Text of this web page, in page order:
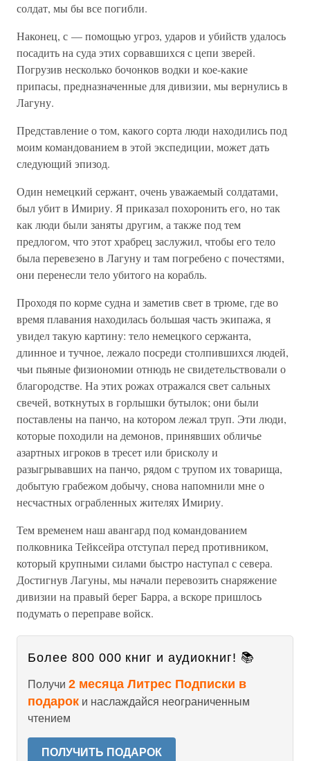
солдат, мы бы все погибли.
Наконец, с — помощью угроз, ударов и убийств удалось
посадить на суда этих сорвавшихся с цепи зверей.
Погрузив несколько бочонков водки и кое-какие
припасы, предназначенные для дивизии, мы вернулись в
Лагуну.
Представление о том, какого сорта люди находились под
моим командованием в этой экспедиции, может дать
следующий эпизод.
Один немецкий сержант, очень уважаемый солдатами,
был убит в Имириу. Я приказал похоронить его, но так
как люди были заняты другим, а также под тем
предлогом, что этот храбрец заслужил, чтобы его тело
была перевезено в Лагуну и там погребено с почестями,
они перенесли тело убитого на корабль.
Проходя по корме судна и заметив свет в трюме, где во
время плавания находилась большая часть экипажа, я
увидел такую картину: тело немецкого сержанта,
длинное и тучное, лежало посреди столпившихся людей,
чьи пьяные физиономии отнюдь не свидетельствовали о
благородстве. На этих рожах отражался свет сальных
свечей, воткнутых в горлышки бутылок; они были
поставлены на панчо, на котором лежал труп. Эти люди,
которые походили на демонов, принявших обличье
азартных игроков в тресет или брисколу и
разыгрывавших на панчо, рядом с трупом их товарища,
добытую грабежом добычу, снова напомнили мне о
несчастных ограбленных жителях Имириу.
Тем временем наш авангард под командованием
полковника Тейксейра отступал перед противником,
который крупными силами быстро наступал с севера.
Достигнув Лагуны, мы начали перевозить снаряжение
дивизии на правый берег Барра, а вскоре пришлось
подумать о переправе войск.
Более 800 000 книг и аудиокниг! 📚
Получи 2 месяца Литрес Подписки в
подарок и наслаждайся неограниченным
чтением
ПОЛУЧИТЬ ПОДАРОК